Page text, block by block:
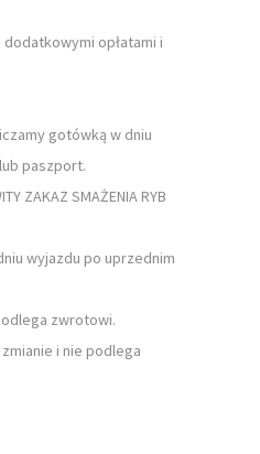
opłatami i
gotówką w dniu
paszport.
ZAKAZ SMAŻENIA RYB
wyjazdu po uprzednim
zwrotowi.
i nie podlega